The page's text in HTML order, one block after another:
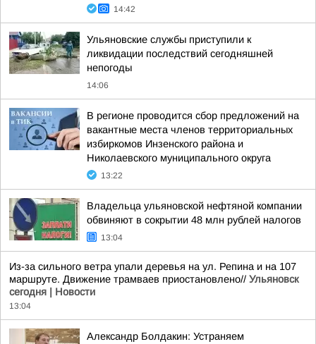
14:42
Ульяновские службы приступили к
ликвидации последствий сегодняшней
непогоды
14:06
В регионе проводится сбор предложений на
вакантные места членов территориальных
избиркомов Инзенского района и
Николаевского муниципального округа
13:22
Владельца ульяновской нефтяной компании
обвиняют в сокрытии 48 млн рублей налогов
13:04
Из-за сильного ветра упали деревья на ул. Репина и на 107
маршруте. Движение трамваев приостановлено// Ульяновск
сегодня | Новости
13:04
Александр Болдакин: Устраняем